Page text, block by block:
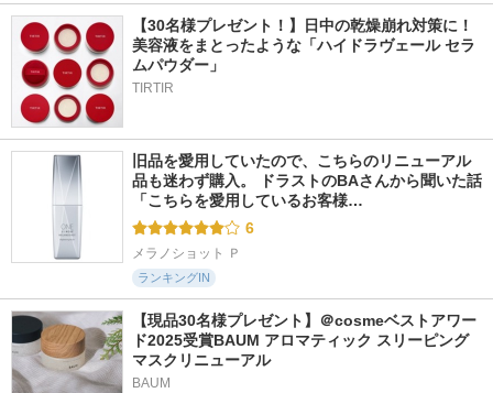
【30名様プレゼント！】日中の乾燥崩れ対策に！
美容液をまとったような「ハイドラヴェール セラ
ムパウダー」
TIRTIR
旧品を愛用していたので、こちらのリニューアル
品も迷わず購入。 ドラストのBAさんから聞いた話
「こちらを愛用しているお客様…
6
メラノショット Ｐ
ランキングIN
【現品30名様プレゼント】＠cosmeベストアワー
ド2025受賞BAUM アロマティック スリーピング
マスクリニューアル
BAUM